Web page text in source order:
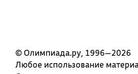
© Олимпиада.ру, 1996—2026
Любое использование